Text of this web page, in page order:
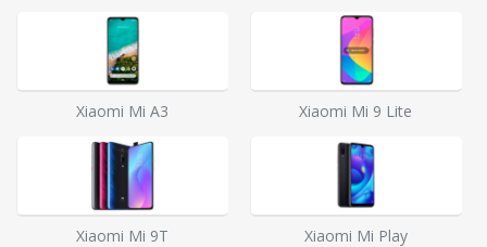
Xiaomi Mi A3 Xiaomi Mi 9 Lite
Xiaomi Mi 9T Xiaomi Mi Play